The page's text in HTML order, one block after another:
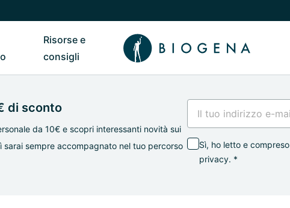
nostri branddi Club
Riavvia il sottomenu di Chi siamo
Risorse e
consigli
Riavvia il sottomenu di Risorse e consigli
di sconto
da 10€ e scopri interessanti novità sui
sempre accompagnato nel tuo percorso
Sì, ho letto e compreso
privacy. *